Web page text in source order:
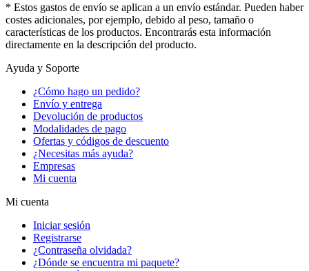
* Estos gastos de envío se aplican a un envío estándar. Pueden haber
costes adicionales, por ejemplo, debido al peso, tamaño o
características de los productos. Encontrarás esta información
directamente en la descripción del producto.
Ayuda y Soporte
¿Cómo hago un pedido?
Envío y entrega
Devolución de productos
Modalidades de pago
Ofertas y códigos de descuento
¿Necesitas más ayuda?
Empresas
Mi cuenta
Mi cuenta
Iniciar sesión
Registrarse
¿Contraseña olvidada?
¿Dónde se encuentra mi paquete?